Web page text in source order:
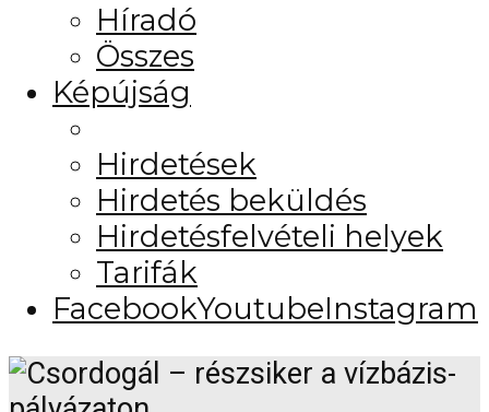
Híradó
Összes
Képújság
Hirdetések
Hirdetés beküldés
Hirdetésfelvételi helyek
Tarifák
FacebookYoutubeInstagram